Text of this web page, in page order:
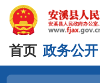
首页 政务公开